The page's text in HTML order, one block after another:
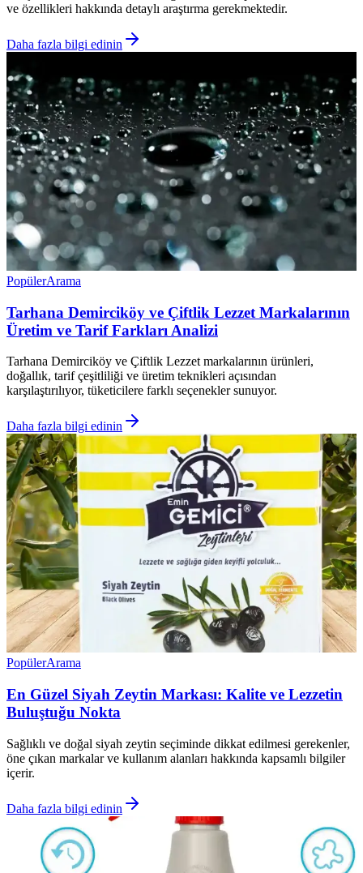
ve özellikleri hakkında detaylı araştırma gerekmektedir.
Daha fazla bilgi edinin
PopülerArama
Tarhana Demirciköy ve Çiftlik Lezzet Markalarının
Üretim ve Tarif Farkları Analizi
Tarhana Demirciköy ve Çiftlik Lezzet markalarının ürünleri,
doğallık, tarif çeşitliliği ve üretim teknikleri açısından
karşılaştırılıyor, tüketicilere farklı seçenekler sunuyor.
Daha fazla bilgi edinin
PopülerArama
En Güzel Siyah Zeytin Markası: Kalite ve Lezzetin
Buluştuğu Nokta
Sağlıklı ve doğal siyah zeytin seçiminde dikkat edilmesi gerekenler,
öne çıkan markalar ve kullanım alanları hakkında kapsamlı bilgiler
içerir.
Daha fazla bilgi edinin